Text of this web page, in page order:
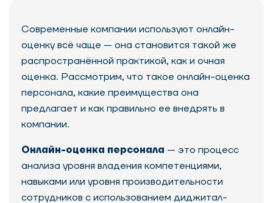
Современные компании используют онлайн-
оценку всё чаще — она становится такой же
распространённой практикой, как и очная
оценка. Рассмотрим, что такое онлайн-оценка
персонала, какие преимущества она
предлагает и как правильно ее внедрять в
компании.
Онлайн-оценка персонала — это процесс
анализа уровня владения компетенциями,
навыками или уровня производительности
сотрудников с использованием диджитал-